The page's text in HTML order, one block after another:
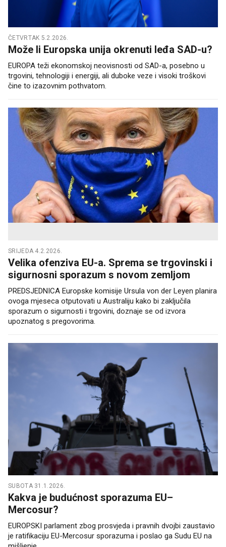
ČETVRTAK 5.2.2026.
Može li Europska unija okrenuti leđa SAD-u?
EUROPA teži ekonomskoj neovisnosti od SAD-a, posebno u
trgovini, tehnologiji i energiji, ali duboke veze i visoki troškovi
čine to izazovnim pothvatom.
SRIJEDA 4.2.2026.
Velika ofenziva EU-a. Sprema se trgovinski i
sigurnosni sporazum s novom zemljom
PREDSJEDNICA Europske komisije Ursula von der Leyen planira
ovoga mjeseca otputovati u Australiju kako bi zaključila
sporazum o sigurnosti i trgovini, doznaje se od izvora
upoznatog s pregovorima.
SUBOTA 31.1.2026.
Kakva je budućnost sporazuma EU–
Mercosur?
EUROPSKI parlament zbog prosvjeda i pravnih dvojbi zaustavio
je ratifikaciju EU-Mercosur sporazuma i poslao ga Sudu EU na